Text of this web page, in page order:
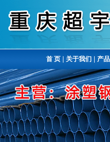
首 页 关于我们 产